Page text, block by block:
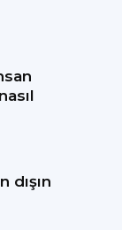
dışın